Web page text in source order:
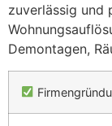
zuverlässig und
Demontagen,